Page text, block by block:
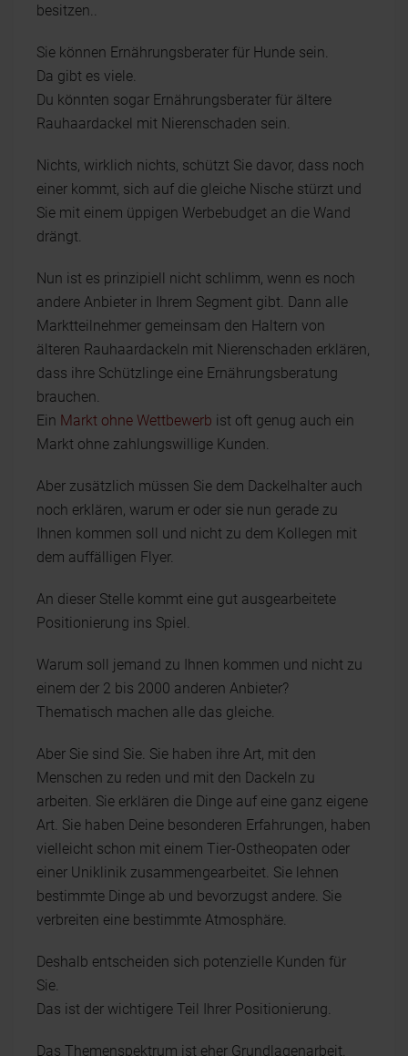
besitzen..
Sie können Ernährungsberater für Hunde sein.
Da gibt es viele.
Du könnten sogar Ernährungsberater für ältere
Rauhaardackel mit Nierenschaden sein.
Nichts, wirklich nichts, schützt Sie davor, dass noch
einer kommt, sich auf die gleiche Nische stürzt und
Sie mit einem üppigen Werbebudget an die Wand
drängt.
Nun ist es prinzipiell nicht schlimm, wenn es noch
andere Anbieter in Ihrem Segment gibt. Dann alle
Marktteilnehmer gemeinsam den Haltern von
älteren Rauhaardackeln mit Nierenschaden erklären,
dass ihre Schützlinge eine Ernährungsberatung
brauchen.
Ein Markt ohne Wettbewerb ist oft genug auch ein
Markt ohne zahlungswillige Kunden.
Aber zusätzlich müssen Sie dem Dackelhalter auch
noch erklären, warum er oder sie nun gerade zu
Ihnen kommen soll und nicht zu dem Kollegen mit
dem auffälligen Flyer.
An dieser Stelle kommt eine gut ausgearbeitete
Positionierung ins Spiel.
Warum soll jemand zu Ihnen kommen und nicht zu
einem der 2 bis 2000 anderen Anbieter?
Thematisch machen alle das gleiche.
Aber Sie sind Sie. Sie haben ihre Art, mit den
Menschen zu reden und mit den Dackeln zu
arbeiten. Sie erklären die Dinge auf eine ganz eigene
Art. Sie haben Deine besonderen Erfahrungen, haben
vielleicht schon mit einem Tier-Ostheopaten oder
einer Uniklinik zusammengearbeitet. Sie lehnen
bestimmte Dinge ab und bevorzugst andere. Sie
verbreiten eine bestimmte Atmosphäre.
Deshalb entscheiden sich potenzielle Kunden für
Sie.
Das ist der wichtigere Teil Ihrer Positionierung.
Das Themenspektrum ist eher Grundlagenarbeit.